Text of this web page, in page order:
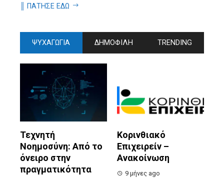
║ ΠΑΤΗΣΕ ΕΔΩ
ΨΥΧΑΓΩΓΙΑ ΔΗΜΟΦΙΛΗ TRENDING
Τεχνητή
Νοημοσύνη: Από το
όνειρο στην
πραγματικότητα
Κορινθιακό
Επιχειρείν –
Ανακοίνωση
9 μήνες ago